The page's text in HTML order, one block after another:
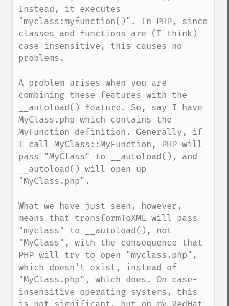
Instead, it executes
"myclass:myfunction()". In PHP, since
classes and functions are (I think)
case-insensitive, this causes no
problems.
A problem arises when you are
combining these features with the
__autoload() feature. So, say I have
MyClass.php which contains the
MyFunction definition. Generally, if
I call MyClass::MyFunction, PHP will
pass "MyClass" to __autoload(), and
__autoload() will open up
"MyClass.php".
What we have just seen, however,
means that transformToXML will pass
"myclass" to __autoload(), not
"MyClass", with the consequence that
PHP will try to open "myclass.php",
which doesn't exist, instead of
"MyClass.php", which does. On case-
insensitive operating systems, this